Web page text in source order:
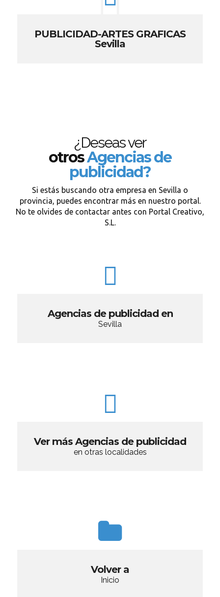
PUBLICIDAD-ARTES GRAFICAS
Sevilla
¿Deseas ver
otrosAgencias de
publicidad?
Si estás buscando otra empresa en Sevilla o
provincia, puedes encontrar más en nuestro portal.
No te olvides de contactar antes con Portal Creativo,
S.L.
Agencias de publicidad en
Sevilla
Ver más Agencias de publicidad
en otras localidades
Volver a
Inicio